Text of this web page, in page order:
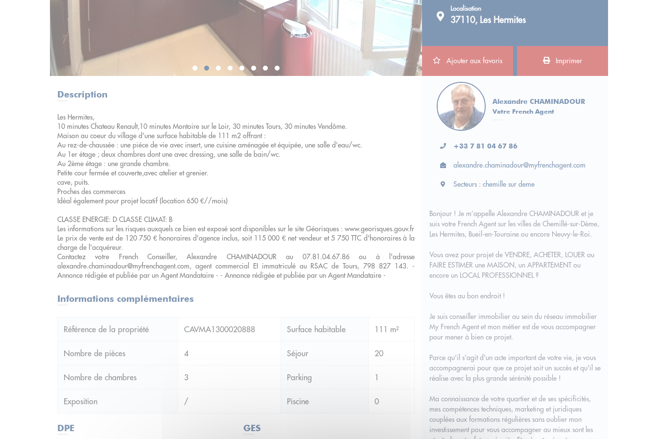
Localisation
37110, Les Hermites
Ajouter aux favoris Imprimer
Description
Les Hermites,
10 minutes Chateau Renault,10 minutes Montoire sur le Loir, 30 minutes Tours, 30 minutes Vendôme.
Maison au coeur du village d'une surface habitable de 111 m2 offrant :
Au rez-de-chaussée : une piéce de vie avec insert, une cuisine aménagée et équipée, une salle d'eau/wc.
Au 1er étage ; deux chambres dont une avec dressing, une salle de bain/wc.
Au 2ème étage : une grande chambre.
Petite cour fermée et couverte,avec atelier et grenier.
cave, puits.
Proches des commerces
Idéal également pour projet locatif (location 650 €//mois)
CLASSE ENERGIE: D CLASSE CLIMAT: B
Les informations sur les risques auxquels ce bien est exposé sont disponibles sur le site Géorisques : www.georisques.gouv.fr
Le prix de vente est de 120 750 € honoraires d'agence inclus, soit 115 000 € net vendeur et 5 750 TTC d'honoraires à la
charge de l'acquéreur.
Contactez votre French Conseiller, Alexandre CHAMINADOUR au 07.81.04.67.86 ou à l'adresse
alexandre.chaminadour@myfrenchagent.com, agent commercial EI immatriculé au RSAC de Tours, 798 827 143. -
Annonce rédigée et publiée par un Agent Mandataire - - Annonce rédigée et publiée par un Agent Mandataire -
Informations complémentaires
Référence de la propriété CAVMA1300020888 Surface habitable 111 m²
Nombre de pièces 4 Séjour 20
Nombre de chambres 3 Parking 1
Exposition / Piscine 0
DPE GES
Alexandre CHAMINADOUR
Votre French Agent
+33 7 81 04 67 86
alexandre.chaminadour@myfrenchagent.com
Secteurs : chemille sur deme
Bonjour ! Je m’appelle Alexandre CHAMINADOUR et je
suis votre French Agent sur les villes de Chemillé-sur-Dème,
Les Hermites, Bueil-en-Touraine ou encore Neuvy-le-Roi.
Vous avez pour projet de VENDRE, ACHETER, LOUER ou
FAIRE ESTIMER une MAISON, un APPARTEMENT ou
encore un LOCAL PROFESSIONNEL ?
Vous êtes au bon endroit !
Je suis conseiller immobilier au sein du réseau immobilier
My French Agent et mon métier est de vous accompagner
pour mener à bien ce projet.
Parce qu'il s'agit d'un acte important de votre vie, je vous
accompagnerai pour que ce projet soit un succès et qu'il se
réalise avec la plus grande sérénité possible !
Ma connaissance de votre quartier et de ses spécificités,
mes compétences techniques, marketing et juridiques
couplées aux formations régulières sans oublier mon
investissement pour vous accompagner au mieux sont les